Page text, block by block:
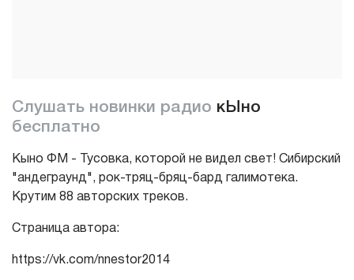
Слушать новинки радио кЫно
бесплатно
Кыно ФМ - Тусовка, которой не видел свет! Сибирский
"андеграунд", рок-тряц-бряц-бард галимотека.
Крутим 88 авторских треков.
Страница автора:
https://vk.com/nnestor2014